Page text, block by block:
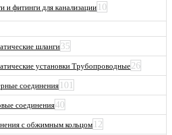
и фитинги для канализации 10
шланги35
установки Трубопроводные26
соединения 101
соединения40
с обжимным кольцом 12